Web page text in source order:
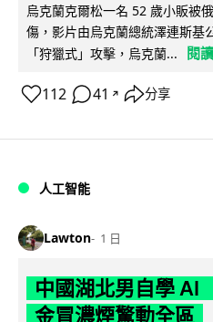
烏克蘭克爾松一名 52 歲小販被
傷，影片由烏克蘭總統澤連斯基
「狩獵式」攻擊，烏克蘭...
閱
112 41 ↗ 分享
人工智能
Lawton 1 日
中國湖北男自學 AI
金冒濃煙驚動全區